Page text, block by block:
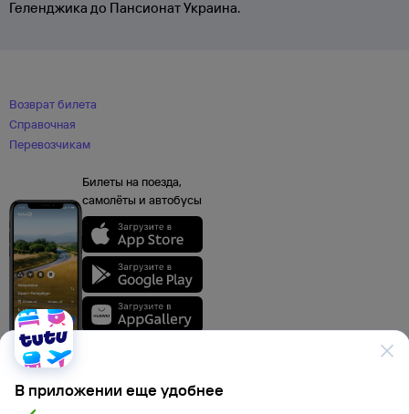
Геленджика до Пансионат Украина.
В приложении еще удобнее
Возврат билета
Справочная
Перевозчикам
Билеты на поезда,
самолёты и автобусы